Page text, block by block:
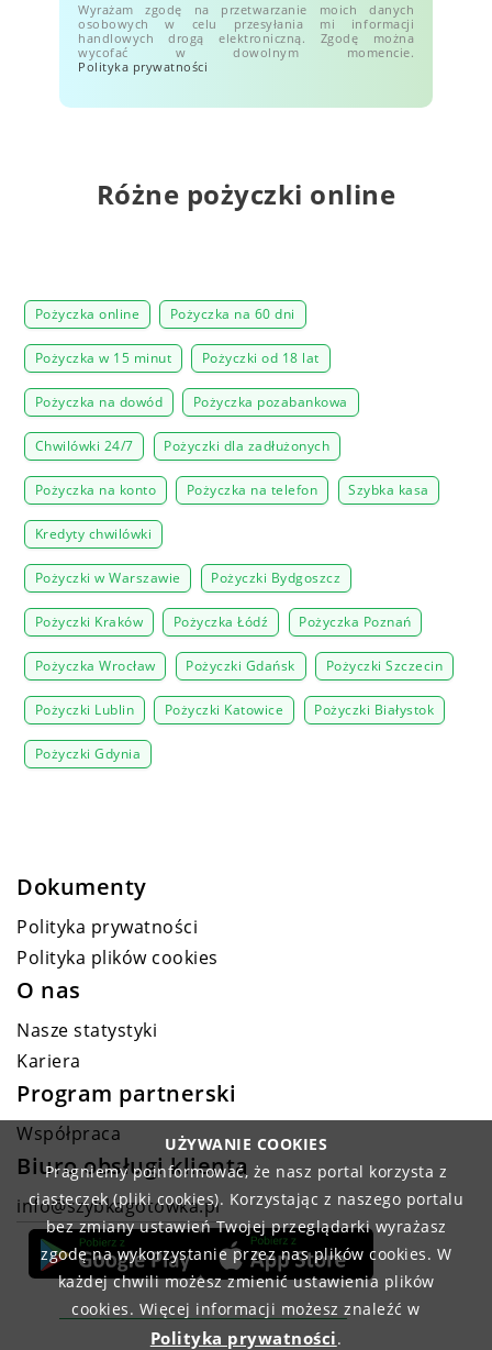
Wyrażam zgodę na przetwarzanie moich danych
osobowych w celu przesyłania mi informacji
handlowych drogą elektroniczną. Zgodę można
wycofać w dowolnym momencie.
Polityka prywatności
Różne pożyczki online
Pożyczka online Pożyczka na 60 dni
Pożyczka w 15 minut Pożyczki od 18 lat
Pożyczka na dowód Pożyczka pozabankowa
Chwilówki 24/7 Pożyczki dla zadłużonych
Pożyczka na konto Pożyczka na telefon Szybka kasa
Kredyty chwilówki
Pożyczki w Warszawie Pożyczki Bydgoszcz
Pożyczki Kraków Pożyczka Łódź Pożyczka Poznań
Pożyczka Wrocław Pożyczki Gdańsk Pożyczki Szczecin
Pożyczki Lublin Pożyczki Katowice Pożyczki Białystok
Pożyczki Gdynia
Dokumenty
Polityka prywatności
Polityka plików cookies
O nas
Nasze statystyki
Kariera
Program partnerski
Współpraca
Biuro obsługi klienta
info@szybkagotowka.pl
UŻYWANIE COOKIES
Pragniemy poinformować, że nasz portal korzysta z
ciasteczek (pliki cookies). Korzystając z naszego portalu
bez zmiany ustawień Twojej przeglądarki wyrażasz
zgodę na wykorzystanie przez nas plików cookies. W
każdej chwili możesz zmienić ustawienia plików
cookies. Więcej informacji możesz znaleźć w
Polityka prywatności.